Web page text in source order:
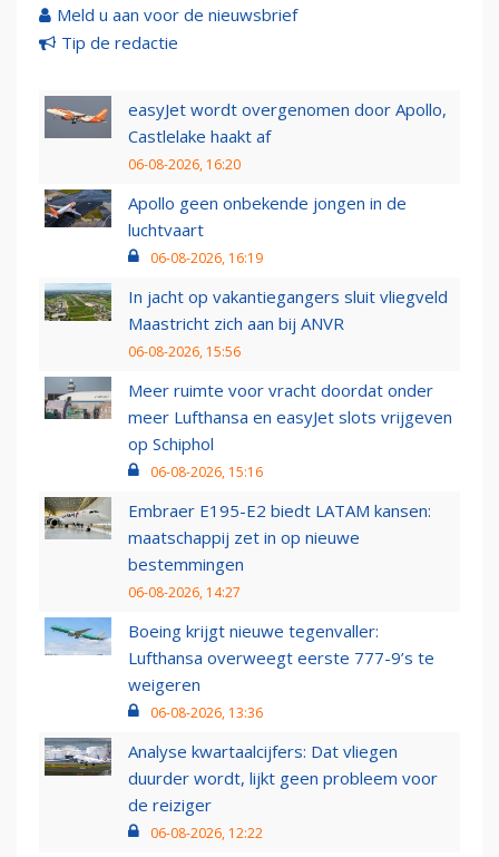
Meld u aan voor de nieuwsbrief
Tip de redactie
easyJet wordt overgenomen door Apollo,
Castlelake haakt af
06-08-2026, 16:20
Apollo geen onbekende jongen in de
luchtvaart
06-08-2026, 16:19
In jacht op vakantiegangers sluit vliegveld
Maastricht zich aan bij ANVR
06-08-2026, 15:56
Meer ruimte voor vracht doordat onder
meer Lufthansa en easyJet slots vrijgeven
op Schiphol
06-08-2026, 15:16
Embraer E195-E2 biedt LATAM kansen:
maatschappij zet in op nieuwe
bestemmingen
06-08-2026, 14:27
Boeing krijgt nieuwe tegenvaller:
Lufthansa overweegt eerste 777-9’s te
weigeren
06-08-2026, 13:36
Analyse kwartaalcijfers: Dat vliegen
duurder wordt, lijkt geen probleem voor
de reiziger
06-08-2026, 12:22